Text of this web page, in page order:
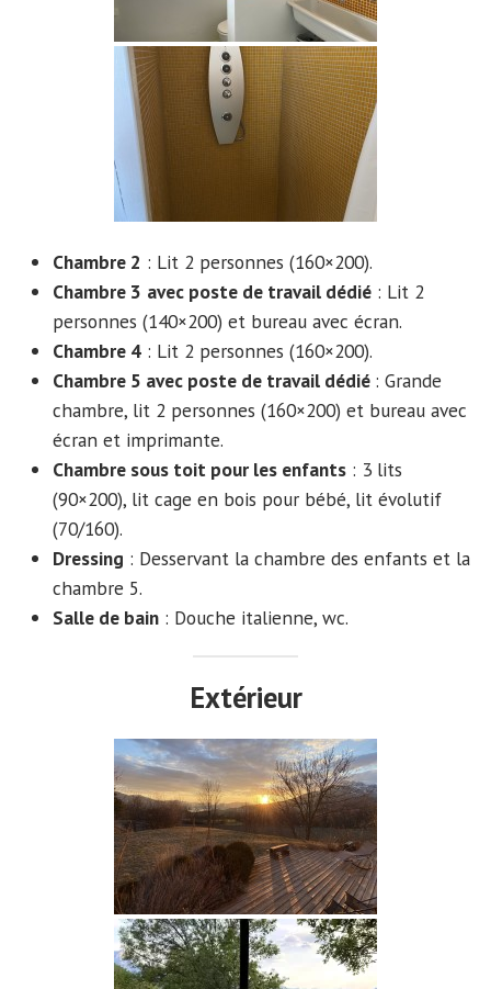
Chambre 2 : Lit 2 personnes (160×200).
Chambre 3 avec poste de travail dédié : Lit 2
personnes (140×200) et bureau avec écran.
Chambre 4 : Lit 2 personnes (160×200).
Chambre 5 avec poste de travail dédié : Grande
chambre, lit 2 personnes (160×200) et bureau avec
écran et imprimante.
Chambre sous toit pour les enfants : 3 lits
(90×200), lit cage en bois pour bébé, lit évolutif
(70/160).
Dressing : Desservant la chambre des enfants et la
chambre 5.
Salle de bain : Douche italienne, wc.
Extérieur